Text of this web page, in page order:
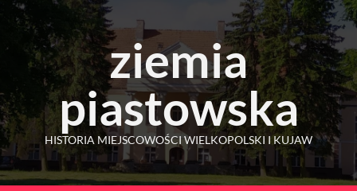
Skip
content
ziemia
piastowska
HISTORIA MIEJSCOWOŚCI WIELKOPOLSKI I KUJAW